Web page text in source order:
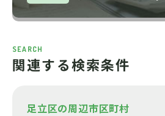
SEARCH
関連する検索条件
足立区の周辺市区町村